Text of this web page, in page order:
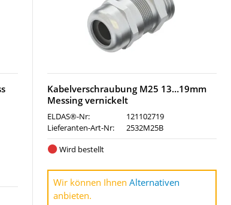
Kabelverschraubung M25 13…19mm
Messing vernickelt
ELDAS®-Nr:
121102719
Lieferanten-Art-Nr:
2532M25B
Wird bestellt
Wir können Ihnen Alternativen
anbieten.